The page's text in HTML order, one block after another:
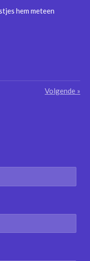
hem meteen
Volgende »